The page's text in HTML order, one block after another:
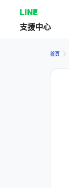
LINE
支援中心
首頁